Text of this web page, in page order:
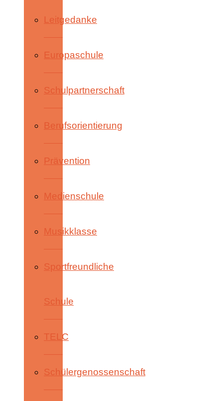
Leitgedanke
Europaschule
Schulpartnerschaft
Berufsorientierung
Prävention
Medienschule
Musikklasse
Sportfreundliche
Schule
TELC
Schülergenossenschaft